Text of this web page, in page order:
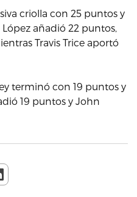
criolla con 25 puntos y
López añadió 22 puntos,
Travis Trice aportó
terminó con 19 puntos y
19 puntos y John